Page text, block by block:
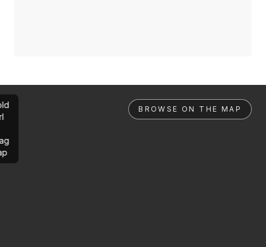
BROWSE ON THE MAP